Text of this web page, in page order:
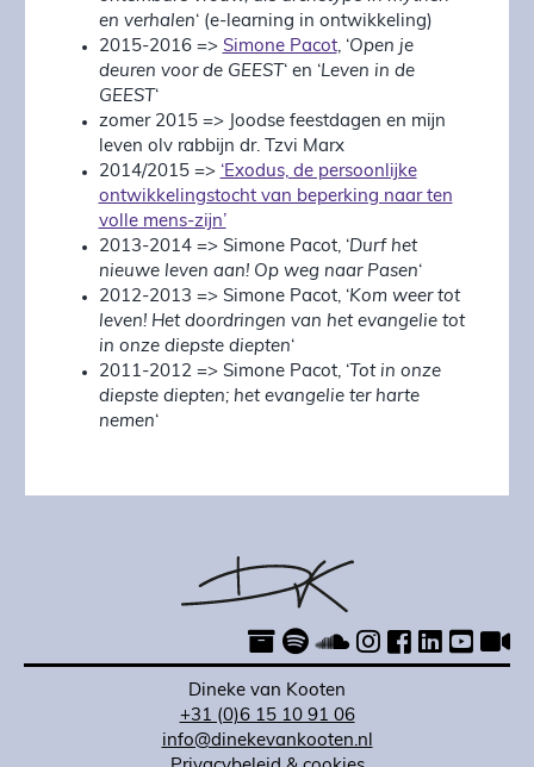
en verhalen‘ (e-learning in ontwikkeling)
2015-2016 => Simone Pacot, ‘Open je
deuren voor de GEEST ‘ en ‘Leven in de
GEEST ‘
zomer 2015 => Joodse feestdagen en mijn
leven olv rabbijn dr. Tzvi Marx
2014/2015 => ‘Exodus, de persoonlijke
ontwikkelingstocht van beperking naar ten
volle mens-zijn’
2013-2014 => Simone Pacot, ‘Durf het
nieuwe leven aan! Op weg naar Pasen‘
2012-2013 => Simone Pacot, ‘Kom weer tot
leven! Het doordringen van het evangelie tot
in onze diepste diepten‘
2011-2012 => Simone Pacot, ‘Tot in onze
diepste diepten; het evangelie ter harte
nemen‘
Dineke van Kooten
+31 (0)6 15 10 91 06
info@dinekevankooten.nl